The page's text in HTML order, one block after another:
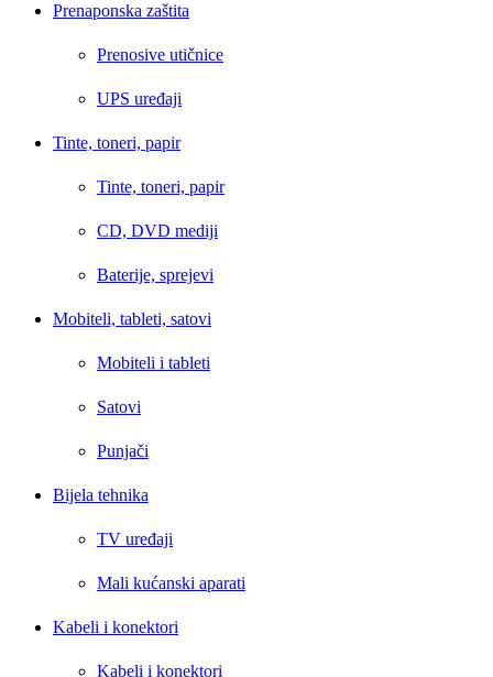
Prenaponska zaštita
Prenosive utičnice
UPS uređaji
Tinte, toneri, papir
Tinte, toneri, papir
CD, DVD mediji
Baterije, sprejevi
Mobiteli, tableti, satovi
Mobiteli i tableti
Satovi
Punjači
Bijela tehnika
TV uređaji
Mali kućanski aparati
Kabeli i konektori
Kabeli i konektori